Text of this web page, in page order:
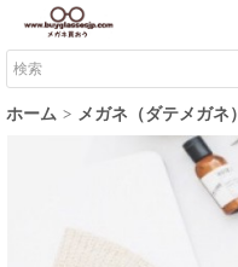
ホーム メガネ（ダテメガネ）